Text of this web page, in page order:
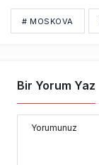
# MOSKOVA
Bir Yorum Yaz
Yorumunuz